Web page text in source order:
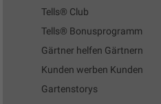
Tells® Club
Tells® Bonusprogramm
Gärtner helfen Gärtnern
Kunden werben Kunden
Gartenstorys